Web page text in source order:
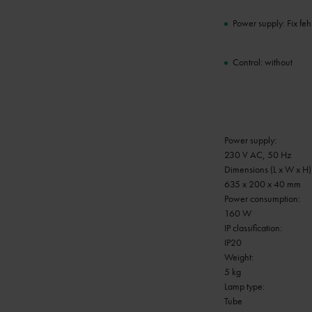
Power supply: Fix
Control: without
Power supply:
230 V AC, 50 Hz
Dimensions (L x W x
635 x 200 x 40 mm
Power consumption:
160 W
IP classification:
IP20
Weight:
5 kg
Lamp type:
Tube